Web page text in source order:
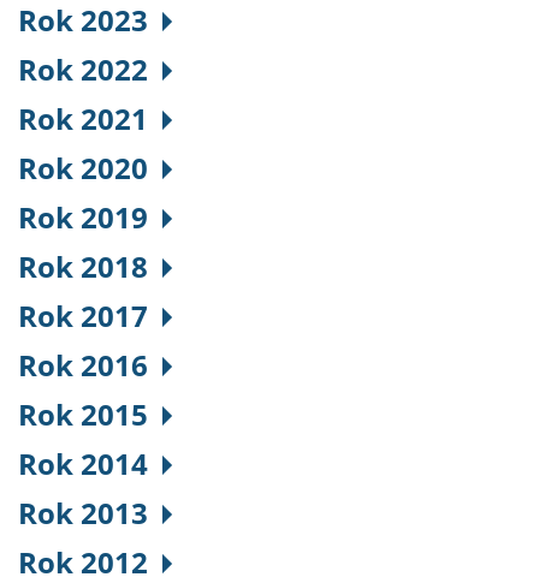
Rok 2023
Rok 2022
Rok 2021
Rok 2020
Rok 2019
Rok 2018
Rok 2017
Rok 2016
Rok 2015
Rok 2014
Rok 2013
Rok 2012